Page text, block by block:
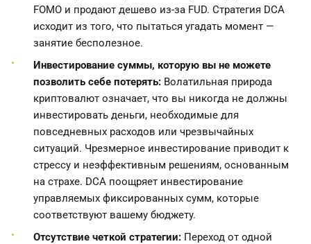
FOMO и продают дешево из-за FUD. Стратегия DCA
исходит из того, что пытаться угадать момент —
занятие бесполезное.
Инвестирование суммы, которую вы не можете
позволить себе потерять: Волатильная природа
криптовалют означает, что вы никогда не должны
инвестировать деньги, необходимые для
повседневных расходов или чрезвычайных
ситуаций. Чрезмерное инвестирование приводит к
стрессу и неэффективным решениям, основанным
на страхе. DCA поощряет инвестирование
управляемых фиксированных сумм, которые
соответствуют вашему бюджету.
Отсутствие четкой стратегии: Переход от одной